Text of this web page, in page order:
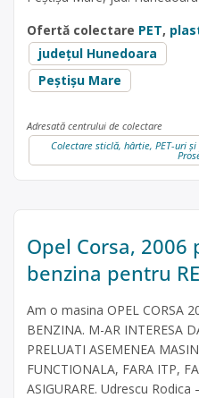
Ofertă colectare PET,
județul Hunedoara
Peștișu Mare
Adresată centrului de colectare
Colectare sticlă, hârtie, PET-uri
Opel Corsa, 2006
benzina pentru
Am o masina OPEL CORSA
BENZINA. M-AR INTERESA
PRELUATI ASEMENEA
FUNCTIONALA, FARA ITP,
ASIGURARE. Udrescu Rodica